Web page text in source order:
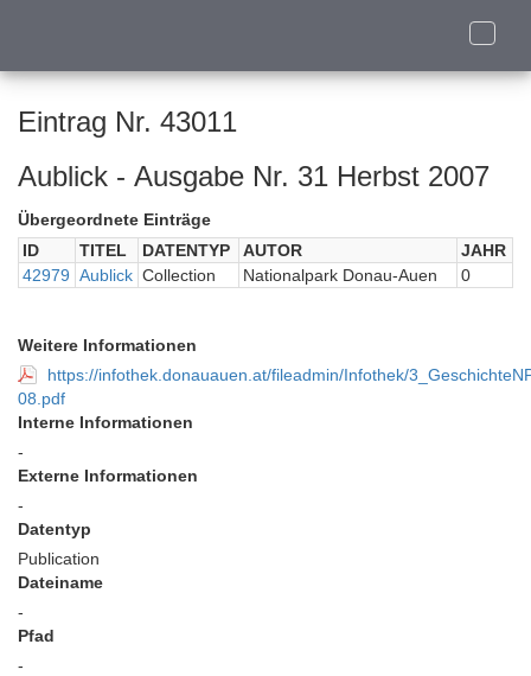
Toggle
Eintrag Nr. 43011
Aublick - Ausgabe Nr. 31 Herbst 2007
Übergeordnete Einträge
ID
TITEL DATENTYP AUTOR
JAHR
42979 Aublick Collection Nationalpark Donau-Auen 0
Weitere Informationen
https://infothek.donauauen.at/fileadmin/Infothek/
08.pdf
Interne Informationen
-
Externe Informationen
-
Datentyp
Publication
Dateiname
-
Pfad
-